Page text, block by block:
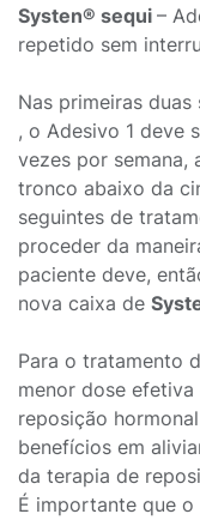
Systen® sequi –
repetido sem
Nas primeiras duas
, o Adesivo 1 deve
vezes por semana,
tronco abaixo da
seguintes de
proceder da
paciente deve,
nova caixa de
Para o tratamento
menor dose
reposição
benefícios em
da terapia de
É importante que